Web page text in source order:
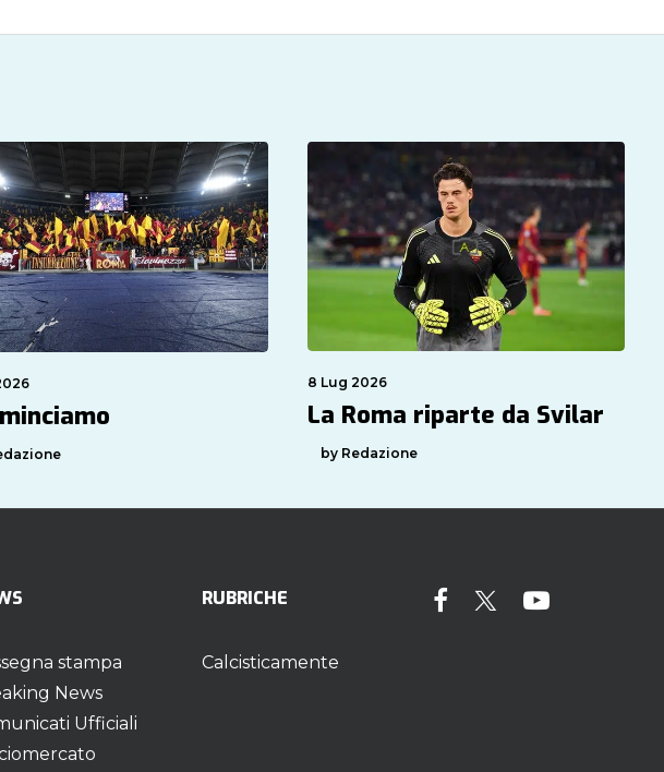
8 Lug 2026
La Roma riparte da Svilar
by Redazione
stampa
News
Ufficiali
RUBRICHE
Calcisticamente